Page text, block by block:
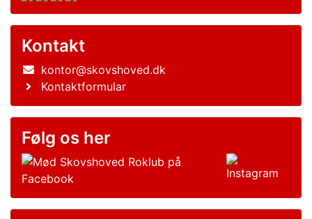
Kontakt
kontor@skovshoved.dk
Kontaktformular
Følg os her